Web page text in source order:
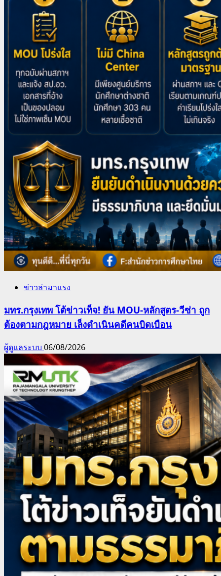
ข่าวล่ามาแรง
มทร.กรุงเทพ โต้ข่าวเท็จ! ยัน MOU-หลักสูตร-วีซ่า ถูก
ต้องตามกฎหมาย เล็งดำเนินคดีคนบิดเบือน
ผู้ดูแลระบบ 06/08/2026